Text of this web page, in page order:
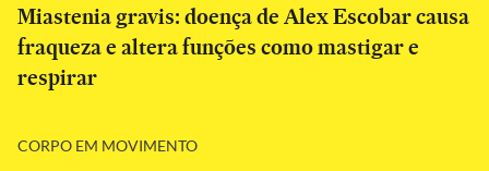
Miastenia gravis: doença de Alex Escobar causa
fraqueza e altera funções como mastigar e
respirar
CORPO EM MOVIMENTO